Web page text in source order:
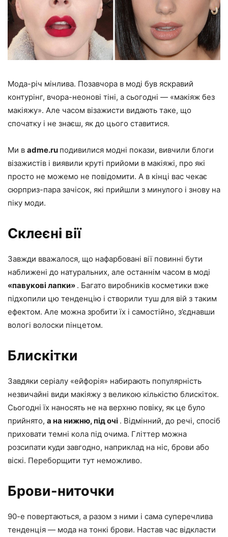
Мода-річ мінлива. Позавчора в моді був яскравий
контурінг, вчора-неонові тіні, а сьогодні — «макіяж без
макіяжу». Але часом візажисти видають таке, що
спочатку і не знаєш, як до цього ставитися.
Ми в adme.ru подивилися модні покази, вивчили блоги
візажистів і виявили круті прийоми в макіяжі, про які
просто не можемо не повідомити. А в кінці вас чекає
сюрприз-пара зачісок, які прийшли з минулого і знову на
піку моди.
Склеєні вії
Завжди вважалося, що нафарбовані вії повинні бути
наближені до натуральних, але останнім часом в моді
«павукові лапки» . Багато виробників косметики вже
підхопили цю тенденцію і створили туш для вій з таким
ефектом. Але можна зробити їх і самостійно, з’єднавши
вологі волоски пінцетом.
Блискітки
Завдяки серіалу «ейфорія» набирають популярність
незвичайні види макіяжу з великою кількістю блискіток.
Сьогодні їх наносять не на верхню повіку, як це було
прийнято, а на нижню, під очі . Відмінний, до речі, спосіб
приховати темні кола під очима. Гліттер можна
розсипати куди завгодно, наприклад на ніс, брови або
віскі. Переборщити тут неможливо.
Брови-ниточки
90-е повертаються, а разом з ними і сама суперечлива
тенденція — мода на тонкі брови. Настав час відкласти